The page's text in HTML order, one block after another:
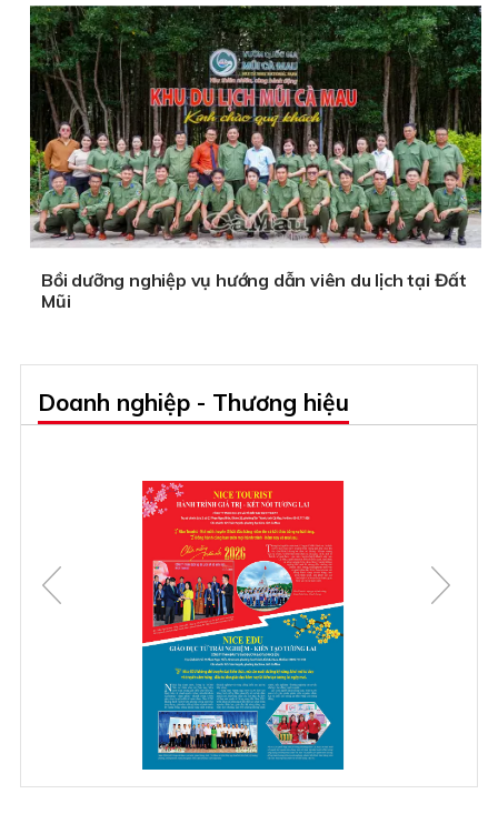
Bồi dưỡng nghiệp vụ hướng dẫn viên du lịch tại Đất
Mũi
Doanh nghiệp - Thương hiệu